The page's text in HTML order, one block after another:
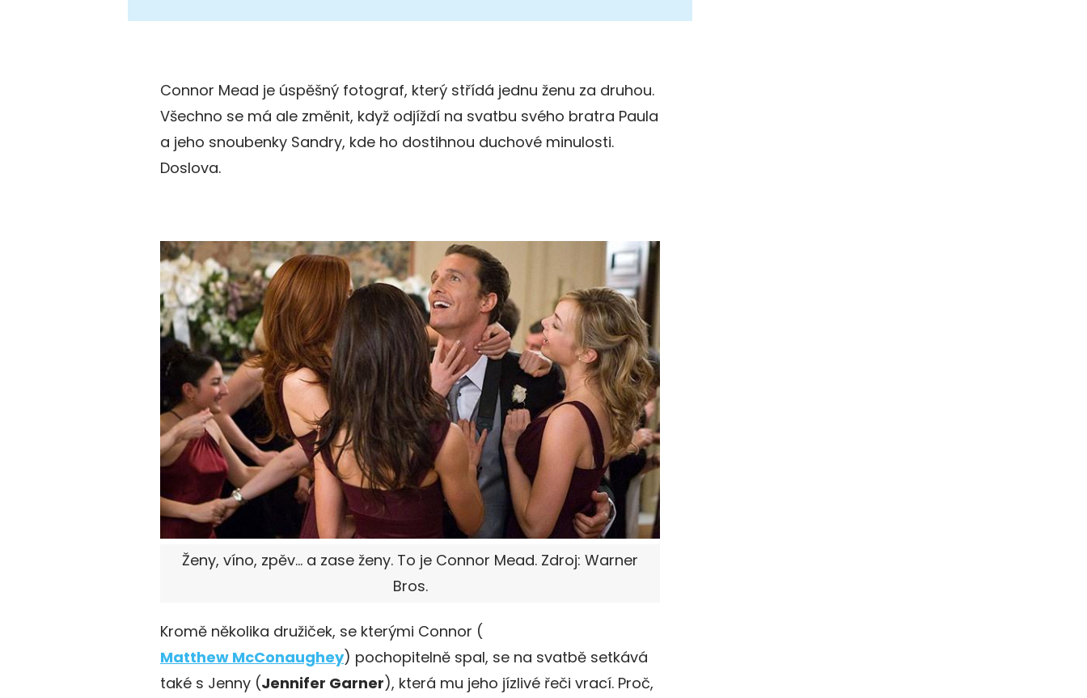
Connor Mead je úspěšný fotograf, který střídá jednu ženu za druhou.
Všechno se má ale změnit, když odjíždí na svatbu svého bratra Paula
a jeho snoubenky Sandry, kde ho dostihnou duchové minulosti.
Doslova.
Ženy, víno, zpěv… a zase ženy. To je Connor Mead. Zdroj: Warner
Bros.
Kromě několika družiček, se kterými Connor (
Matthew McConaughey) pochopitelně spal, se na svatbě setkává
také s Jenny (Jennifer Garner), která mu jeho jízlivé řeči vrací. Proč,